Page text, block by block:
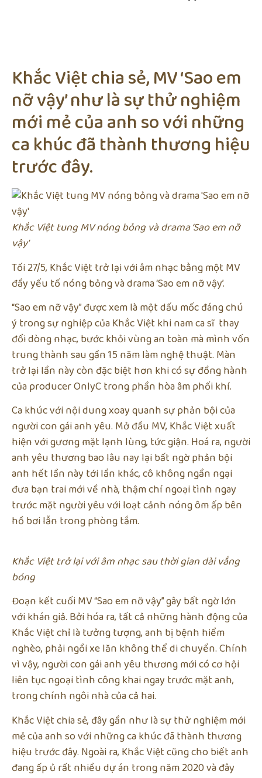
Khắc Việt chia sẻ, MV ‘Sao em
nỡ vậy’ như là sự thử nghiệm
mới mẻ của anh so với những
ca khúc đã thành thương hiệu
trước đây.
Khắc Việt tung MV nóng bỏng và drama ‘Sao em nỡ
vậy’
Tối 27/5, Khắc Việt trở lại với âm nhạc bằng một MV
đầy yếu tố nóng bỏng và drama ‘Sao em nỡ vậy’.
“Sao em nỡ vậy” được xem là một dấu mốc đáng chú
ý trong sự nghiệp của Khắc Việt khi nam ca sĩ thay
đổi dòng nhạc, bước khỏi vùng an toàn mà mình vốn
trung thành sau gần 15 năm làm nghệ thuật. Màn
trở lại lần này còn đặc biệt hơn khi có sự đồng hành
của producer OnlyC trong phần hòa âm phối khí.
Ca khúc với nội dung xoay quanh sự phản bội của
người con gái anh yêu. Mở đầu MV, Khắc Việt xuất
hiện với gương mặt lạnh lùng, tức giận. Hoá ra, người
anh yêu thương bao lâu nay lại bất ngờ phản bội
anh hết lần này tới lần khác, cô không ngần ngại
đưa bạn trai mới về nhà, thậm chí ngoại tình ngay
trước mặt người yêu với loạt cảnh nóng ôm ấp bên
hồ bơi lẫn trong phòng tắm.
Khắc Việt trở lại với âm nhạc sau thời gian dài vắng
bóng
Đoạn kết cuối MV “Sao em nỡ vậy” gây bất ngờ lớn
với khán giả. Bởi hóa ra, tất cả những hành động của
Khắc Việt chỉ là tưởng tượng, anh bị bệnh hiểm
nghèo, phải ngồi xe lăn không thể di chuyển. Chính
vì vậy, người con gái anh yêu thương mới có cơ hội
liên tục ngoại tình công khai ngay trước mặt anh,
trong chính ngôi nhà của cả hai.
Khắc Việt chia sẻ, đây gần như là sự thử nghiệm mới
mẻ của anh so với những ca khúc đã thành thương
hiệu trước đây. Ngoài ra, Khắc Việt cũng cho biết anh
đang ấp ủ rất nhiều dự án trong năm 2020 và đây